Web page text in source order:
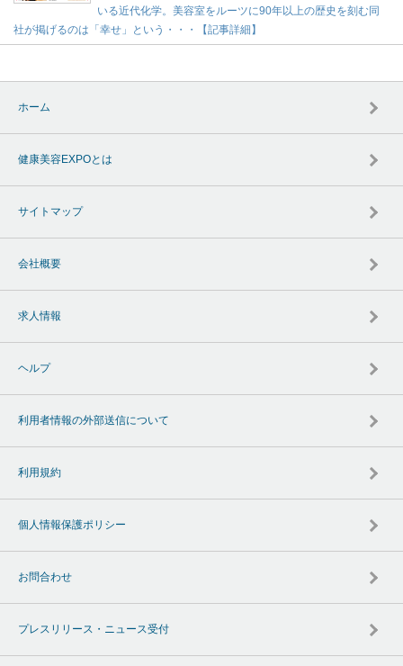
いる近代化学。美容室をルーツに90年以上の歴史を刻む同
社が掲げるのは「幸せ」という・・・【記事詳細】
ホーム
健康美容EXPOとは
サイトマップ
会社概要
求人情報
ヘルプ
利用者情報の外部送信について
利用規約
個人情報保護ポリシー
お問合わせ
プレスリリース・ニュース受付